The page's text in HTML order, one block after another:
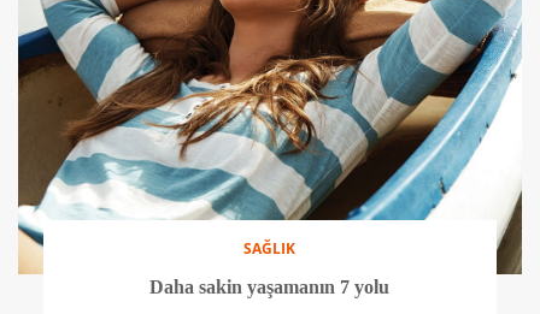
SAĞLIK
Daha sakin yaşamanın 7 yolu